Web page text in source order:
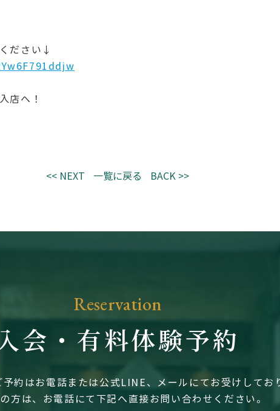
ださい↓
店へ！
<< NEXT 一覧に戻る BACK >>
Reservation
入会・有料体験予約
約はお電話または公式LINE、メールにてお受けしてお
方は、お電話にて下記へ直接お問い合わせください。